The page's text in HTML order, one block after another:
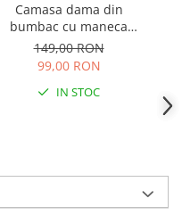
Camasa dama din
bumbac cu maneca
reglabila Elaine - Turcoaz
149,00 RON
99,00 RON
IN STOC